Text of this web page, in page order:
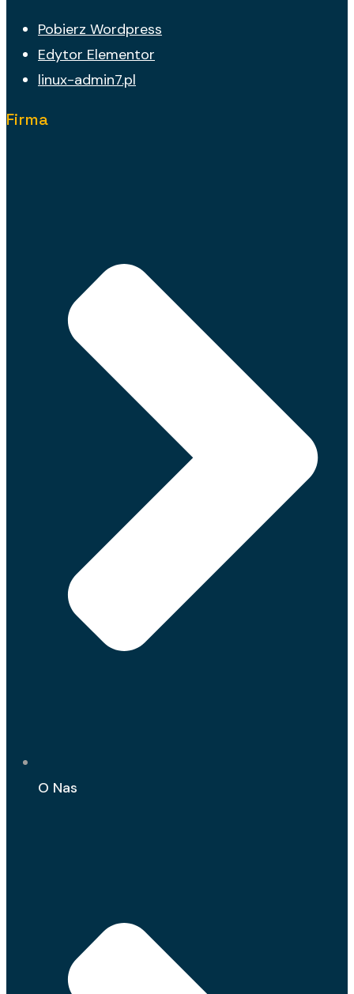
Pobierz Wordpress
Edytor Elementor
linux-admin7.pl
Firma
O Nas